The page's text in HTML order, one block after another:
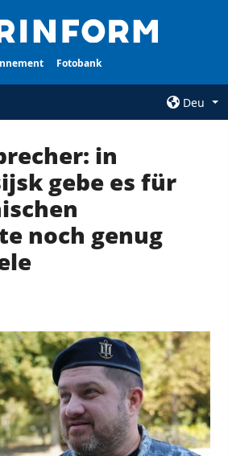
Fotobank
Deu
AGENTUR
Kontakte
services
personenbezogener
Daten
in
gebe es für
noch genug